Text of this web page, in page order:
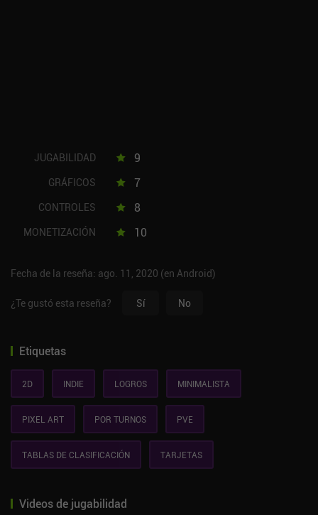
JUGABILIDAD 9
GRÁFICOS 7
CONTROLES 8
MONETIZACIÓN 10
Fecha de la reseña: ago. 11, 2020 (en Android)
¿Te gustó esta reseña? Sí No
Etiquetas
2D INDIE LOGROS MINIMALISTA
PIXEL ART POR TURNOS PVE
TABLAS DE CLASIFICACIÓN TARJETAS
Videos de jugabilidad